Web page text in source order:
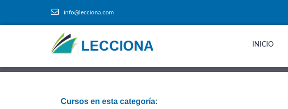
info@lecciona.com
INICIO
Cursos en esta categoría: